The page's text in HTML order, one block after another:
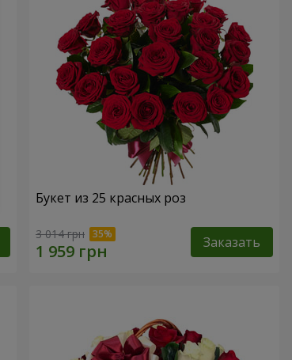
Букет из 25 красных роз
3 014 грн Заказать